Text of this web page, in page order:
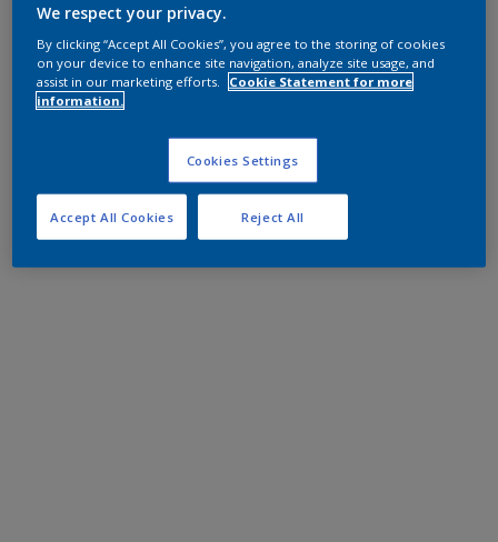
We respect your privacy.
By clicking “Accept All Cookies”, you agree to the storing of cookies
on your device to enhance site navigation, analyze site usage, and
assist in our marketing efforts.
Cookie Statement for more
information.
Cookies Settings
Reject All
Accept All Cookies